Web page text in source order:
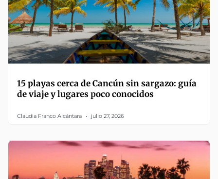
15 playas cerca de Cancún sin sargazo: guía
de viaje y lugares poco conocidos
Claudia Franco Alcántara julio 27, 2026